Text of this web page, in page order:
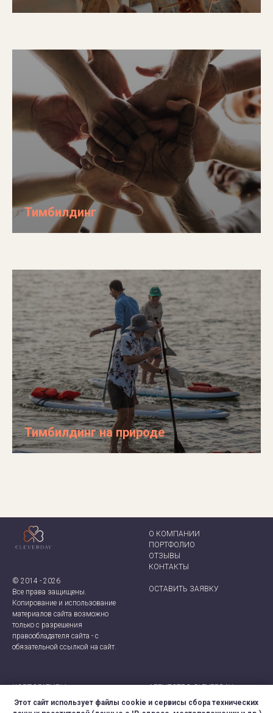
Этот сайт использует файлы cookie и сервисы сбора технических
Тимбилдинг
Тимбилдинг на природе
© 2014 - 2026
Все права защищены.
Копирование и использование
материалов сайта возможно
только с разрешения
правообладателя сайта - с
обязательной ссылкой на сайт.
О КОМПАНИИ
ПОРТФОЛИО
ОТЗЫВЫ
КОНТАКТЫ
ОСТАВИТЬ ЗАЯВКУ
КОРПОРАТИВЫ
ТИМБИЛДИНГИ
ДЕЛОВЫЕ МЕРОПРИЯТИЯ
АГЕНТСТВО CLEVERDAY
+7 (921) 924-66-28
CLEVER-EVENT@MAIL.RU